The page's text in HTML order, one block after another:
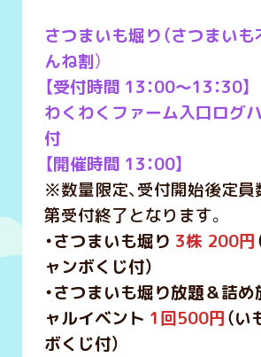
さつまいも堀り（さつまい
んね割）
【受付時間 13：00～13：30】
わくわくファーム入口ログ
付
【開催時間 13：00】
※数量限定、受付開始後定
第受付終了となります。
・さつまいも堀り 3株 200円
ャンボくじ付）
・さつまいも堀り放題＆詰
ャルイベント 1回500円（
ボくじ付）